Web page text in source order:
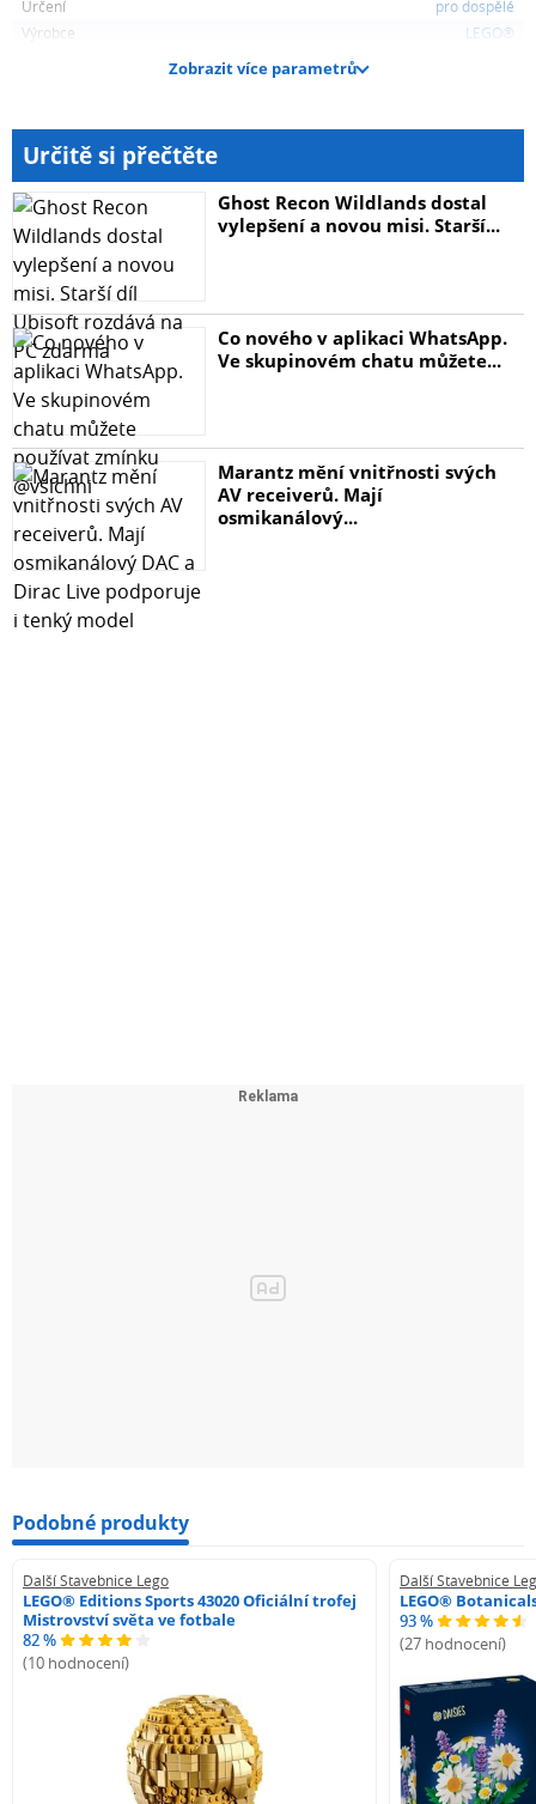
Určení
pro dospělé
Výrobce
LEGO®
Zobrazit více parametrů
Určitě si přečtěte
Ghost Recon Wildlands dostal
vylepšení a novou misi. Starší...
Co nového v aplikaci WhatsApp.
Ve skupinovém chatu můžete...
Marantz mění vnitřnosti svých
AV receiverů. Mají
osmikanálový...
Podobné produkty
Další Stavebnice Lego
LEGO® Editions Sports 43020 Oficiální trofej
Mistrovství světa ve fotbale
82 %
(10 hodnocení)
Další Stavebnice
LEGO®
93 %
(27 hodnocení)